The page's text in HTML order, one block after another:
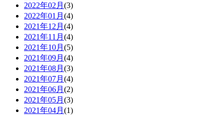
2022年02月 (3)
2022年01月 (4)
2021年12月 (4)
2021年11月 (4)
2021年10月 (5)
2021年09月 (4)
2021年08月 (3)
2021年07月 (4)
2021年06月 (2)
2021年05月 (3)
2021年04月 (1)